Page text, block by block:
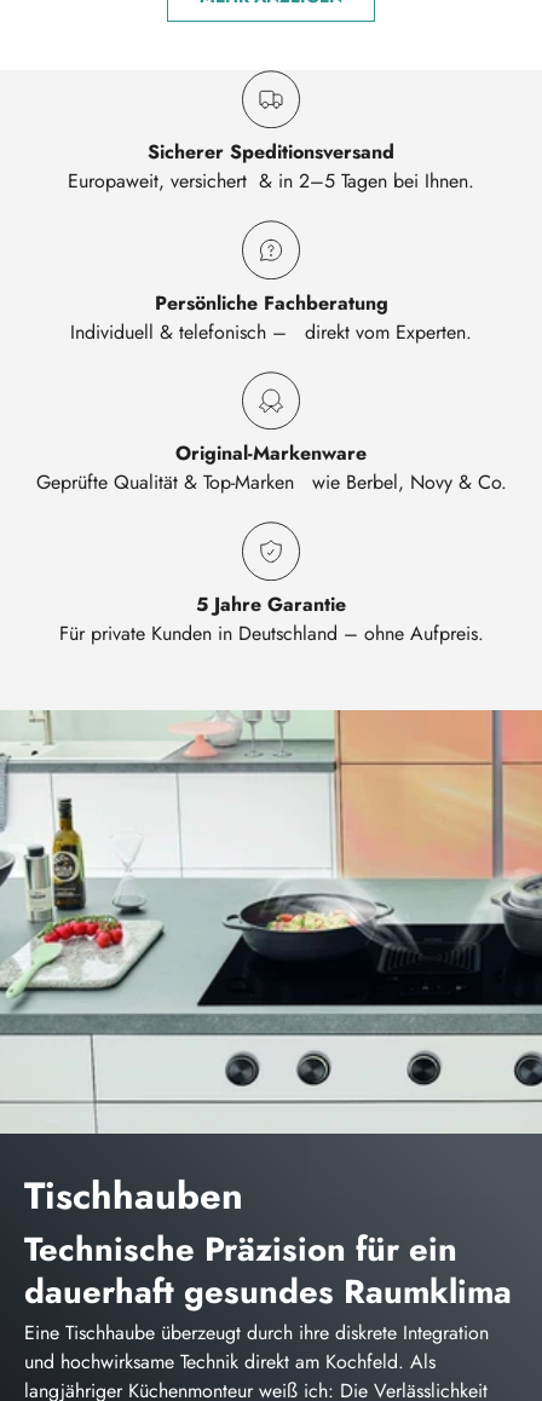
Sicherer Speditionsversand
Europaweit, versichert & in 2–5 Tagen bei Ihnen.
Persönliche Fachberatung
Individuell & telefonisch – direkt vom Experten.
Original-Markenware
Geprüfte Qualität & Top-Marken wie Berbel, Novy & Co.
5 Jahre Garantie
Für private Kunden in Deutschland – ohne Aufpreis.
Tischhauben
Technische Präzision für ein
dauerhaft gesundes Raumklima
Eine Tischhaube überzeugt durch ihre diskrete Integration
und hochwirksame Technik direkt am Kochfeld. Als
langjähriger Küchenmonteur weiß ich: Die Verlässlichkeit